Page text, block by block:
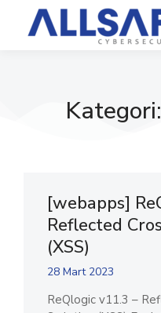
[webapps]
Reflected
(XSS)
28 Mart 2023
ReQlogic v11.3 –